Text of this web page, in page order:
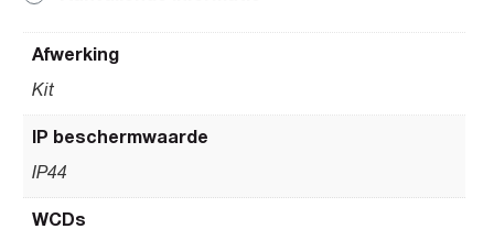
Afwerking
Kit
IP beschermwaarde
IP44
WCDs